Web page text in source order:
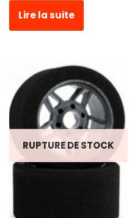
Lire la suite
RUPTURE DE STOCK